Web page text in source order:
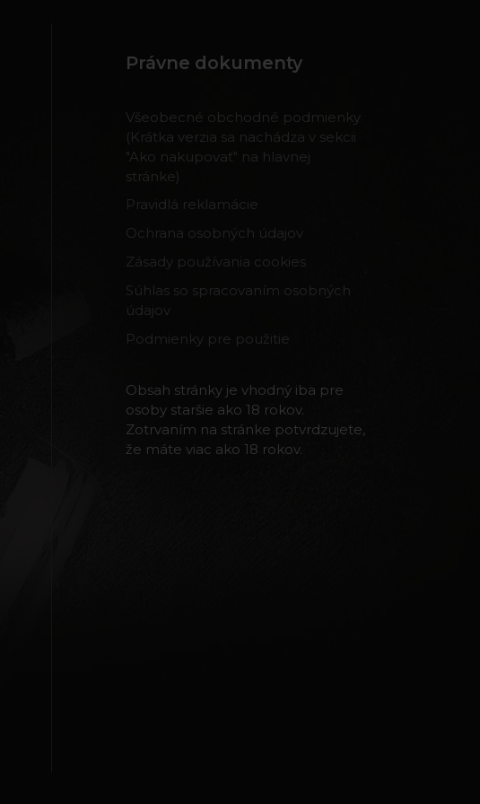
Právne dokumenty
Všeobecné obchodné podmienky
(Krátka verzia sa nachádza v sekcii
"Ako nakupovať" na hlavnej
stránke)
Pravidlá reklamácie
Ochrana osobných údajov
Zásady používania cookies
Súhlas so spracovaním osobných
údajov
Podmienky pre použitie
Obsah stránky je vhodný iba pre
osoby staršie ako 18 rokov.
Zotrvaním na stránke potvrdzujete,
že máte viac ako 18 rokov.